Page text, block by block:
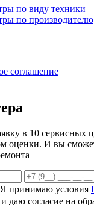
по виду техники
по производителю
соглашение
в 10 сервисных
оценки. И вы
Я принимаю условия
и даю согласие на